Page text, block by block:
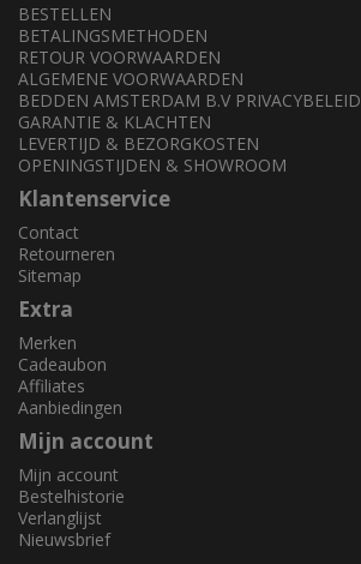
BESTELLEN
BETALINGSMETHODEN
RETOUR VOORWAARDEN
ALGEMENE VOORWAARDEN
BEDDEN AMSTERDAM B.V PRIVACYBELEID
GARANTIE & KLACHTEN
LEVERTIJD & BEZORGKOSTEN
OPENINGSTIJDEN & SHOWROOM
Klantenservice
Contact
Retourneren
Sitemap
Extra
Merken
Cadeaubon
Affiliates
Aanbiedingen
Mijn account
Mijn account
Bestelhistorie
Verlanglijst
Nieuwsbrief